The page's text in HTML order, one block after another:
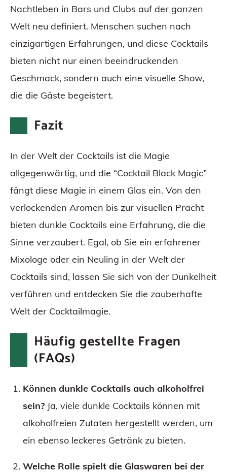
Nachtleben in Bars und Clubs auf der ganzen
Welt neu definiert. Menschen suchen nach
einzigartigen Erfahrungen, und diese Cocktails
bieten nicht nur einen beeindruckenden
Geschmack, sondern auch eine visuelle Show,
die die Gäste begeistert.
Fazit
In der Welt der Cocktails ist die Magie
allgegenwärtig, und die “Cocktail Black Magic”
fängt diese Magie in einem Glas ein. Von den
verlockenden Aromen bis zur visuellen Pracht
bieten dunkle Cocktails eine Erfahrung, die die
Sinne verzaubert. Egal, ob Sie ein erfahrener
Mixologe oder ein Neuling in der Welt der
Cocktails sind, lassen Sie sich von der Dunkelheit
verführen und entdecken Sie die zauberhafte
Welt der Cocktailmagie.
Häufig gestellte Fragen
(FAQs)
Können dunkle Cocktails auch alkoholfrei
sein? Ja, viele dunkle Cocktails können mit
alkoholfreien Zutaten hergestellt werden, um
ein ebenso leckeres Getränk zu bieten.
Welche Rolle spielt die Glaswaren bei der